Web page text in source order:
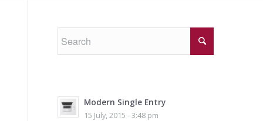
Modern Single Entry
15 July, 2015 - 3:48 pm